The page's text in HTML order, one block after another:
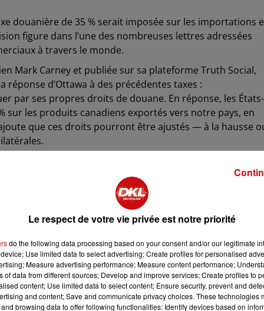
douanière de 35 % serait imposée sur les importations
figure dans l’une des nombreuses lettres adressées
à travers le monde.
Mark Carney et publiée sur sa plateforme Truth Social,
d’Ottawa à des précédentes taxes :
par ses propres droits de douane. En réponse, les États-
sur les produits canadiens exportés vers notre pays, en
que ces droits pourront être ajustés — à la hausse
Trump souligne que ces nouvelles surtaxes s’ajoutent
l’aluminium et l’automobile — trois domaines dans
les États-Unis, son principal partenaire commercial.
NBC, Donald Trump a indiqué qu’une lettre similaire
« Je suis en discussion avec l’UE et le Canada. Ces
reçu des messages similaires, principalement en Asie.
le Japon ou la Corée du Sud, jusqu’à 40 % pour certains
à un droit de douane de seulement 10 %, verra ses
Le respect de votre vie privée est notre priorité
do the following data processing based on your consent and/or our legitimate
Use limited data to select advertising; Create profiles for personalised
Measure advertising performance; Measure content performance;
of data from different sources; Develop and improve services; Create profiles to
content; Use limited data to select content; Ensure security, prevent and
and content; Save and communicate privacy choices. These technologies
browsing data to offer following functionalities: Identify devices based on